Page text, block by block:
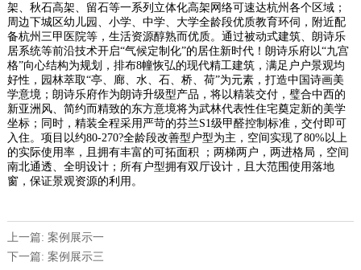
架、秋石高架、留石等一系列立体化高架网络可速达杭州各个区域；
周边下城区幼儿园、小学、中学、大学全龄段优质教育环伺，附近配
备杭州三甲医院等，生活资源醇熟而优质。通过被动式建筑、朗诗乐
居系统等前沿技术开启“气候定制化”的居住新时代！朗诗乐府以“九宫
格”向心结构为规划，排布8幢恢弘的现代精工建筑，满足户户景观均
好性，园林萃取“亭、廊、水、石、桥、荷”为元素，打造中国诗画美
学意境；朗诗乐府作为朗诗升级型产品，将以精装交付，璧合中西的
新亚洲风、简约而精致的东方意境将为武林代表性住宅奠定新的美学
坐标；同时，精装全程采用严苛的芬兰S1级甲醛控制标准，交付即可
入住。项目以约80-270?全龄段改善型户型为主，空间实现了80%以上
的实际使用率，且拥有丰富的可拓面积 ；两梯两户，两进格局，空间
南北通透、全明设计；所有户型拥有双厅设计，且大范围使用落地
窗，保证景观资源的利用。
上一篇: 案例展示一
下一篇: 案例展示三